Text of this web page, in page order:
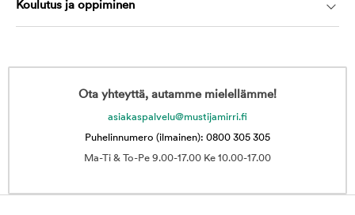
Koulutus ja oppiminen
Ota yhteyttä, autamme mielellämme!
asiakaspalvelu@mustijamirri.fi
Puhelinnumero (ilmainen): 0800 305 305
Ma-Ti & To-Pe 9.00-17.00 Ke 10.00-17.00